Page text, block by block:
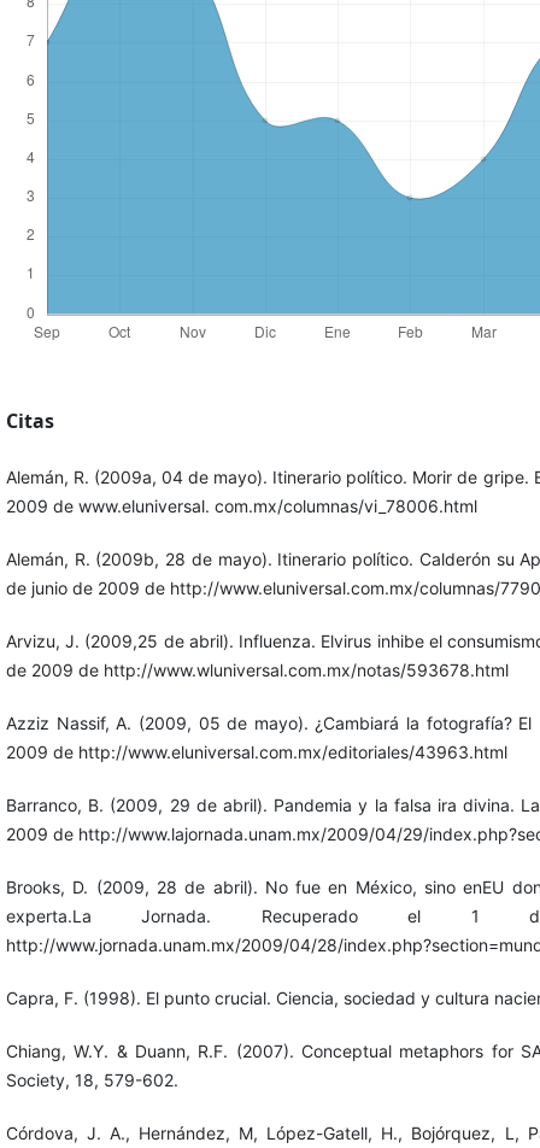
Citas
Alemán, R. (2009a, 04 de mayo). Itinerario político. Morir de gripe.
2009 de www.eluniversal. com.mx/columnas/vi_78006.html
Alemán, R. (2009b, 28 de mayo). Itinerario político. Calderón su
de junio de 2009 de http://www.eluniversal.com.mx/columnas/
Arvizu, J. (2009,25 de abril). Influenza. Elvirus inhibe el
de 2009 de http://www.wluniversal.com.mx/notas/593678.html
Azziz Nassif, A. (2009, 05 de mayo). ¿Cambiará la fotografía?
2009 de http://www.eluniversal.com.mx/editoriales/43963.html
Barranco, B. (2009, 29 de abril). Pandemia y la falsa ira divina.
2009 de http://www.lajornada.unam.mx/2009/04/29/
Brooks, D. (2009, 28 de abril). No fue en México, sino enEU
experta.La Jornada. Recuperado
http://www.jornada.unam.mx/2009/04/28/
Capra, F. (1998). El punto crucial. Ciencia, sociedad y cultura
Chiang, W.Y. & Duann, R.F. (2007). Conceptual metaphors for
Society, 18, 579-602.
Córdova, J. A., Hernández, M, López-Gatell, H., Bojórquez, L,